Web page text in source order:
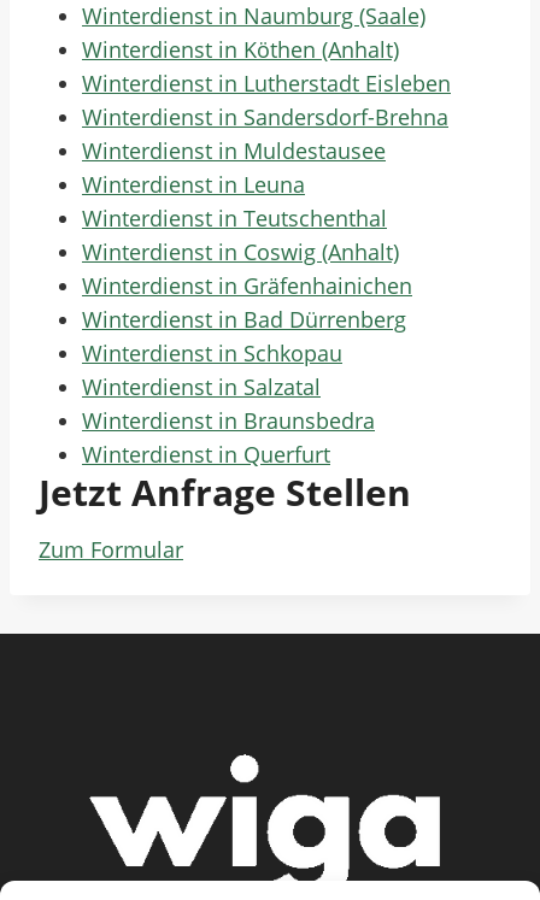
Winterdienst in Naumburg (Saale)
Winterdienst in Köthen (Anhalt)
Winterdienst in Lutherstadt Eisleben
Winterdienst in Sandersdorf-Brehna
Winterdienst in Muldestausee
Winterdienst in Leuna
Winterdienst in Teutschenthal
Winterdienst in Coswig (Anhalt)
Winterdienst in Gräfenhainichen
Winterdienst in Bad Dürrenberg
Winterdienst in Schkopau
Winterdienst in Salzatal
Winterdienst in Braunsbedra
Winterdienst in Querfurt
Jetzt Anfrage Stellen
Zum Formular